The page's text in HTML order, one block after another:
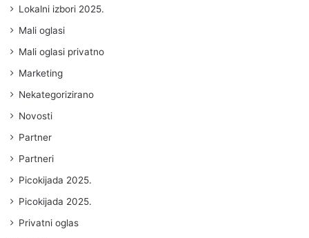
Lokalni izbori 2025.
Mali oglasi
Mali oglasi privatno
Marketing
Nekategorizirano
Novosti
Partner
Partneri
Picokijada 2025.
Picokijada 2025.
Privatni oglas